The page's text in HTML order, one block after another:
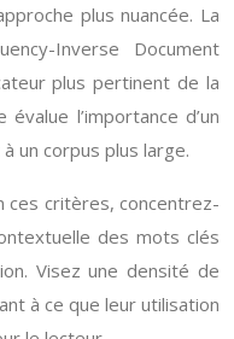
plus nuancée. La
Inverse Document
plus pertinent de la
l’importance d’un
un corpus plus large.
ces critères, concentrez-
des mots clés
Visez une densité de
à ce que leur utilisation